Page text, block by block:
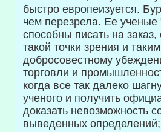
быстро европеизуется.
чем перезрела. Ее
способны писать на
такой точки зрения и
добросовестному
торговли и
когда все так далеко
ученого и получить
доказать невозможность
выведенных определений;